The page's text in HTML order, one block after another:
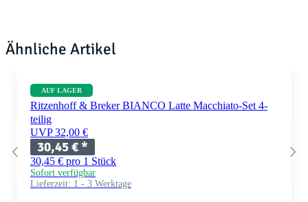
Ähnliche Artikel
AUF LAGER
Ritzenhoff & Breker BIANCO Latte Macchiato-Set 4-
teilig
UVP 32,00 €
30,45 €*
30,45 € pro 1 Stück
Sofort verfügbar
Lieferzeit: 1 - 3 Werktage